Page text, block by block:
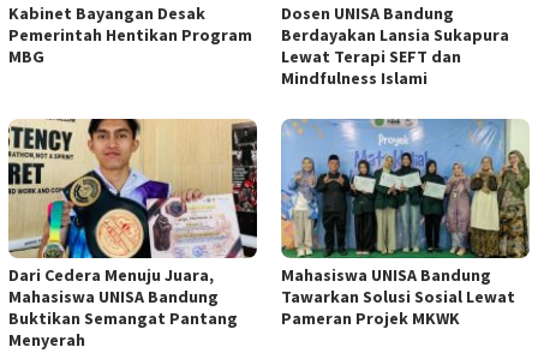
Kabinet Bayangan Desak
Pemerintah Hentikan Program
MBG
Dosen UNISA Bandung
Berdayakan Lansia Sukapura
Lewat Terapi SEFT dan
Mindfulness Islami
Dari Cedera Menuju Juara,
Mahasiswa UNISA Bandung
Buktikan Semangat Pantang
Menyerah
Mahasiswa UNISA Bandung
Tawarkan Solusi Sosial Lewat
Pameran Projek MKWK